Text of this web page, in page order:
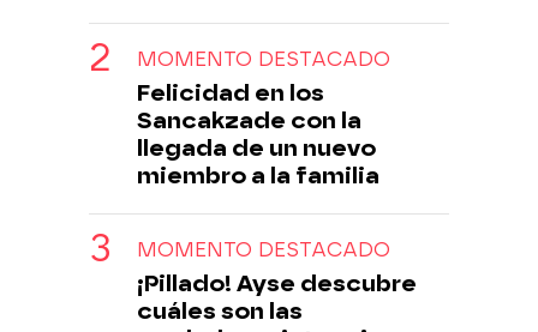
MOMENTO DESTACADO
Felicidad en los
Sancakzade con la
llegada de un nuevo
miembro a la familia
MOMENTO DESTACADO
¡Pillado! Ayse descubre
cuáles son las